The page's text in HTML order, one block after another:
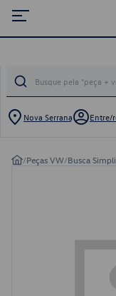
Nova Serrana Entre/
/Peças VW/Busca